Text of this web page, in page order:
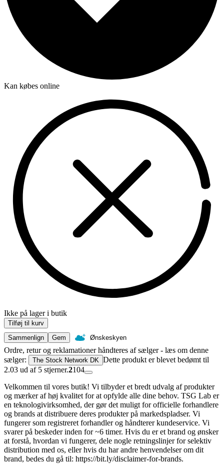
Kan købes online
Ikke på lager i butik
Tilføj til kurv
Sammenlign
Gem Ønskeskyen
Ordre, retur og reklamationer håndteres af sælger - læs om denne
sælger:
The Stock Network DK Dette produkt er blevet bedømt til
2.03 ud af 5 stjerner.2104
Velkommen til vores butik! Vi tilbyder et bredt udvalg af produkter
og mærker af høj kvalitet for at opfylde alle dine behov. TSG Lab er
en teknologivirksomhed, der gør det muligt for officielle forhandlere
og brands at distribuere deres produkter på markedspladser. Vi
fungerer som registreret forhandler og håndterer kundeservice. Vi
svarer på beskeder inden for ~6 timer. Hvis du er et brand og ønsker
at forstå, hvordan vi fungerer, dele nogle retningslinjer for selektiv
distribution med os, eller hvis du har andre henvendelser om dit
brand, bedes du gå til: https://bit.ly/disclaimer-for-brands.